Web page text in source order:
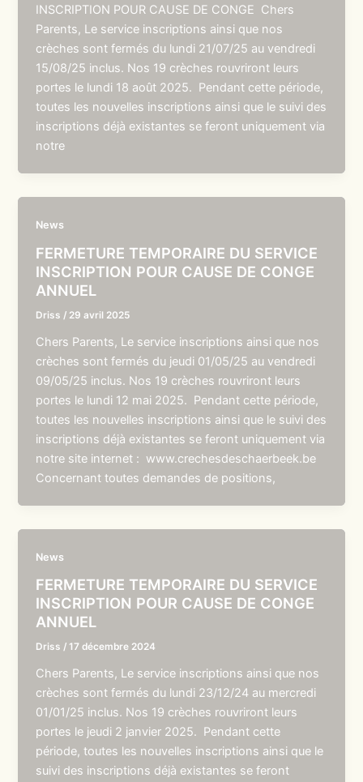
INSCRIPTION POUR CAUSE DE CONGE Chers
Parents, Le service inscriptions ainsi que nos
crèches sont fermés du lundi 21/07/25 au vendredi
15/08/25 inclus. Nos 19 crèches rouvriront leurs
portes le lundi 18 août 2025. Pendant cette période,
toutes les nouvelles inscriptions ainsi que le suivi des
inscriptions déjà existantes se feront uniquement via
notre
News
FERMETURE TEMPORAIRE DU SERVICE
INSCRIPTION POUR CAUSE DE CONGE
ANNUEL
Driss / 29 avril 2025
Chers Parents, Le service inscriptions ainsi que nos
crèches sont fermés du jeudi 01/05/25 au vendredi
09/05/25 inclus. Nos 19 crèches rouvriront leurs
portes le lundi 12 mai 2025. Pendant cette période,
toutes les nouvelles inscriptions ainsi que le suivi des
inscriptions déjà existantes se feront uniquement via
notre site internet : www.crechesdeschaerbeek.be
Concernant toutes demandes de positions,
News
FERMETURE TEMPORAIRE DU SERVICE
INSCRIPTION POUR CAUSE DE CONGE
ANNUEL
Driss /17 décembre 2024
Chers Parents, Le service inscriptions ainsi que nos
crèches sont fermés du lundi 23/12/24 au mercredi
01/01/25 inclus. Nos 19 crèches rouvriront leurs
portes le jeudi 2 janvier 2025. Pendant cette
période, toutes les nouvelles inscriptions ainsi que le
suivi des inscriptions déjà existantes se feront